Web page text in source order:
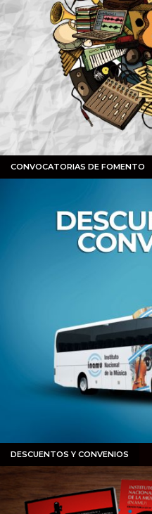
CONVOCATORIAS DE FOMENTO
DESCUENTOS Y CONVENIOS